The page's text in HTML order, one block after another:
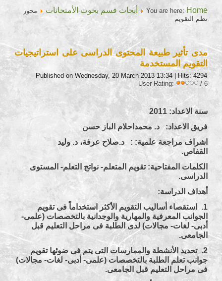
You are here: Home أبحاث قسم بحوث الأمتحانات
محور
نظم التقويم
مدى تأثير طبيعة المحتوى الدراسى على استراتيجيات
التقويم المستخدمة
Published on Wednesday, 20 March 2013 13:34| Hits: 4294
User Rating:
/ 6
سنة الاعداد: 2011
فريق الاعداد: د. محمداحلام الباز حسن
اشراف مراجعة علمية: : د.صلاح عرفة، د. وليد
القفاص.
الكلمات المفتاحية: تقويم المتعلم- نواتج التعلم- المستوى
الدراسى.
أهداف الدراسة:
1. استقصاء أساليب التقويم الأكثر استخداماً فى تقويم
الجوانب المعرفية والمهارية والوجدانية بالتخصصات (علمى-
أدبى- لغات- مجالات) لدى الطلبة فى مراحل التعليم قبل
الجامعى.
2. تحديد الأنشطة والممارسات التى يتم فى ضوئها تقويم
جوانب تعلم الطلبة بالتخصصات (علمى- أدبى- لغات- مجالات)
فى مراحل التعليم قبل الجامعى.